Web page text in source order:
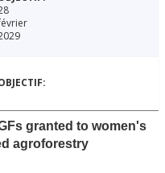
granted to women's
agroforestry